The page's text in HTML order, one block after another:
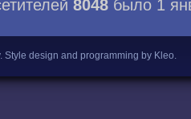
8048 было 1
Style design and programming by Kleo.